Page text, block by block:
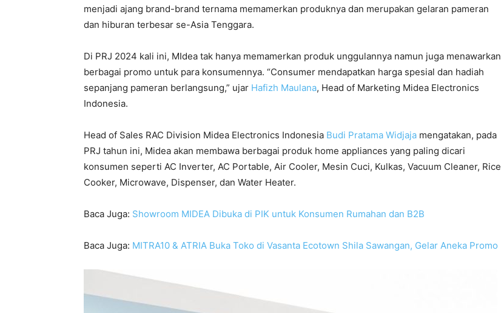
menjadi ajang brand-brand ternama memamerkan produknya dan merupakan gelaran pameran
dan hiburan terbesar se-Asia Tenggara.
Di PRJ 2024 kali ini, MIdea tak hanya memamerkan produk unggulannya namun juga menawarkan
berbagai promo untuk para konsumennya. “Consumer mendapatkan harga spesial dan hadiah
sepanjang pameran berlangsung,” ujar Hafizh Maulana, Head of Marketing Midea Electronics
Indonesia.
Head of Sales RAC Division Midea Electronics Indonesia Budi Pratama Widjaja mengatakan, pada
PRJ tahun ini, Midea akan membawa berbagai produk home appliances yang paling dicari
konsumen seperti AC Inverter, AC Portable, Air Cooler, Mesin Cuci, Kulkas, Vacuum Cleaner, Rice
Cooker, Microwave, Dispenser, dan Water Heater.
Baca Juga: Showroom MIDEA Dibuka di PIK untuk Konsumen Rumahan dan B2B
Baca Juga: MITRA10 & ATRIA Buka Toko di Vasanta Ecotown Shila Sawangan, Gelar Aneka Promo